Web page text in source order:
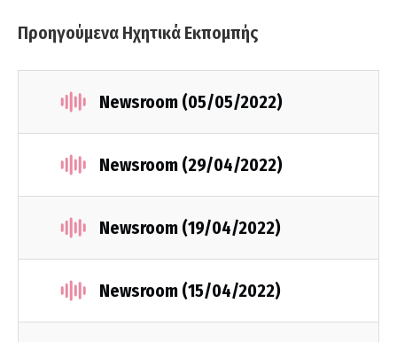
Προηγούμενα Ηχητικά Εκπομπής
Newsroom (05/05/2022)
Newsroom (29/04/2022)
Newsroom (19/04/2022)
Newsroom (15/04/2022)